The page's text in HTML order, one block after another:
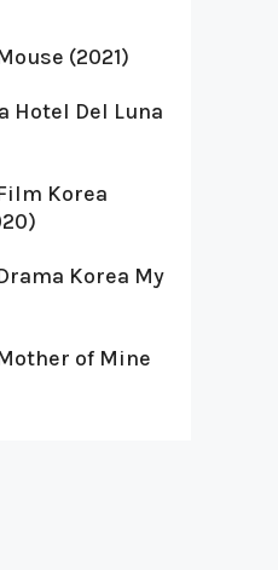
(2021)
Hotel Del Luna
Korea
Korea My
of Mine